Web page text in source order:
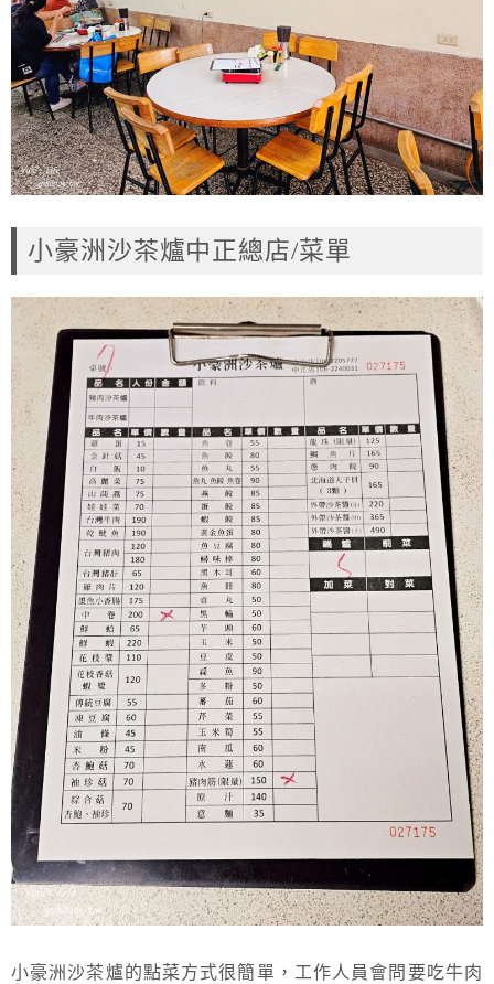
小豪洲沙茶爐中正總店/菜單
小豪洲沙茶爐的點菜方式很簡單，工作人員會問要吃牛肉